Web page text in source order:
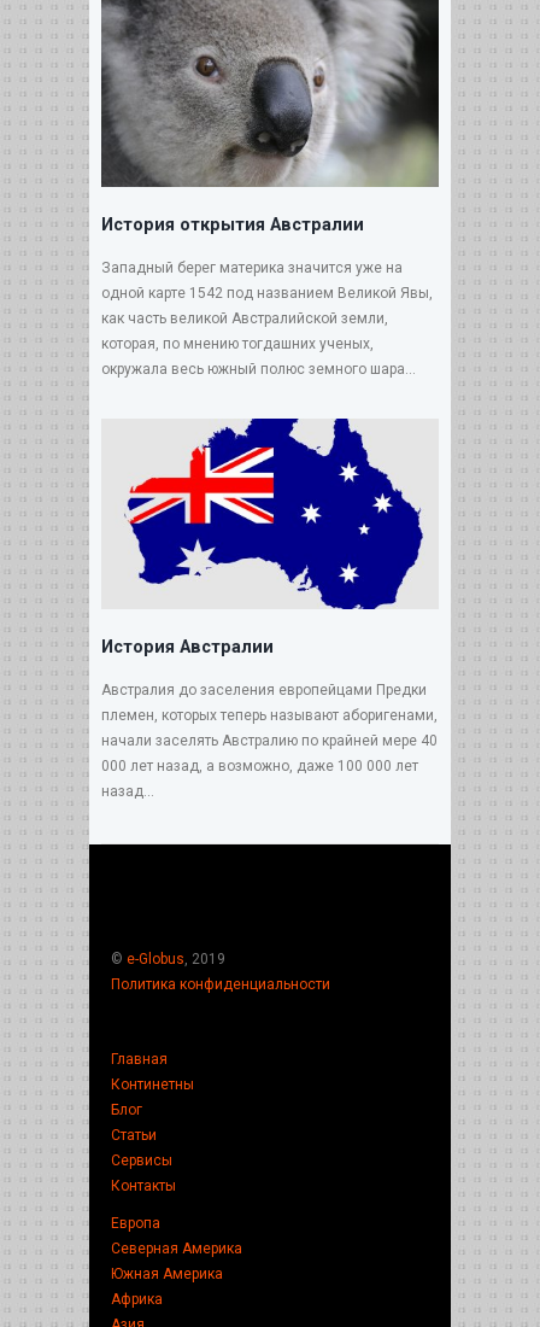
История открытия Австралии
Западный берег материка значится уже на
одной карте 1542 под названием Великой Явы,
как часть великой Австралийской земли,
которая, по мнению тогдашних ученых,
окружала весь южный полюс земного шара...
История Австралии
Австралия до заселения европейцами Предки
племен, которых теперь называют аборигенами,
начали заселять Австралию по крайней мере 40
000 лет назад, а возможно, даже 100 000 лет
назад...
© e-Globus , 2019
Политика конфиденциальности
Главная
Континетны
Блог
Статьи
Сервисы
Контакты
Европа
Северная Америка
Южная Америка
Африка